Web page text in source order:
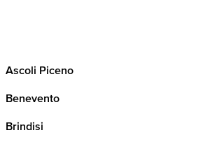
Ascoli Piceno
Benevento
Brindisi